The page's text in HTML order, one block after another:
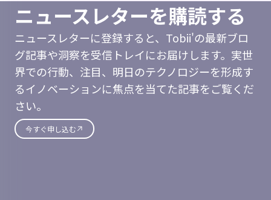
ニュースレターを購読する
ニュースレターに登録すると、Tobii'の最新ブロ
グ記事や洞察を受信トレイにお届けします。実世
界での行動、注目、明日のテクノロジーを形成す
るイノベーションに焦点を当てた記事をご覧くだ
さい。
今すぐ申し込む